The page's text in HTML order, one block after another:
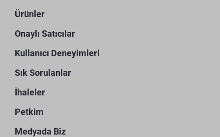
Ürünler
Onaylı Satıcılar
Kullanıcı Deneyimleri
Sık Sorulanlar
İhaleler
Petkim
Medyada Biz